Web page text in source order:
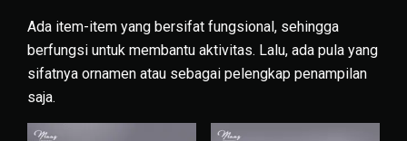
Ada item-item yang bersifat fungsional, sehingga
berfungsi untuk membantu aktivitas. Lalu, ada pula yang
sifatnya ornamen atau sebagai pelengkap penampilan
saja.